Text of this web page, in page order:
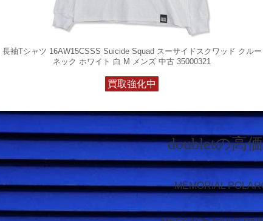
長袖Tシャツ 16AW15CSSS Suicide Squad スーサイドスクワッド クルー
ネック ホワイト 白 M メンズ 中古 35000321
買取強化中
doubletの高
MEMORIAL